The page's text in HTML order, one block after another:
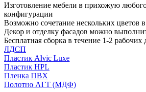
Изготовление мебели в прихожую
конфигурации
Возможно сочетание нескольких цветов
Декор и отделку фасадов можно
Бесплатная сборка в течение 1-2 рабочих
ЛДСП
Пластик Alvic Luxe
Пластик HPL
Пленка ПВХ
Полотно АГТ (МДФ)